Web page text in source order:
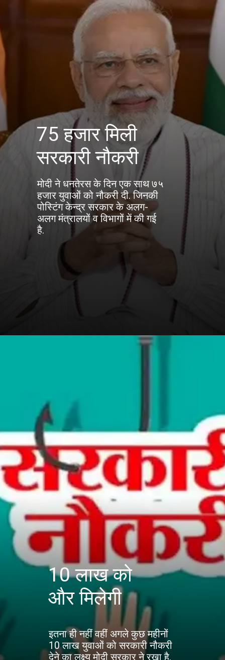
75 हजार मिली
सरकारी नौकरी
मोदी ने धनतेरस के दिन एक साथ ७५
हजार युवाओं को नौकरी दी. जिनकी
पोस्टिंग केन्द्र सरकार के अलग-
अलग मंत्रालयों व विभागों में की गई
है.
10 लाख को
और मिलेगी
इतना ही नहीं वहीं अगले कुछ महीनों
10 लाख युवाओं को सरकारी नौकरी
देने का लक्ष्य मोदी सरकार ने रखा है.